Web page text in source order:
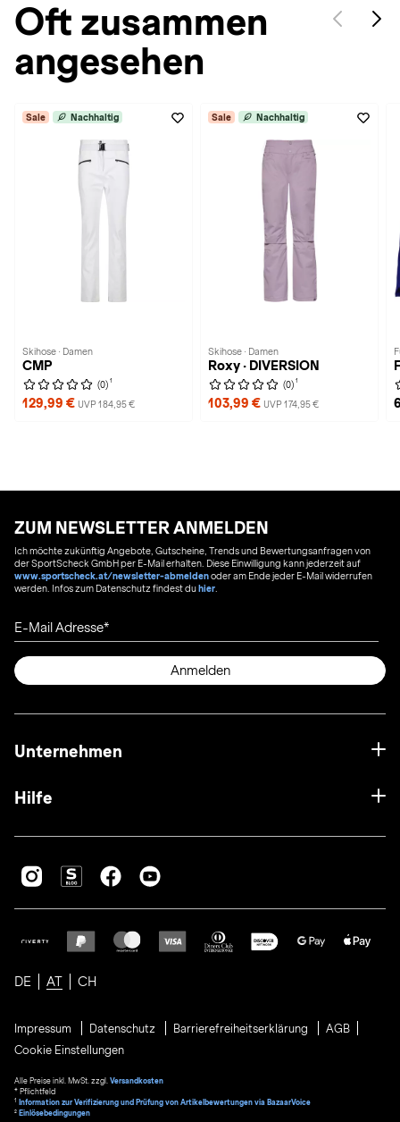
Oft zusammen
angesehen
Sale Nachhaltig
Skihose · Damen
CMP
(0) 1
129,99 € UVP 184,95 €
Sale Nachhaltig
Skihose · Damen
Roxy · DIVERSION
(0) 1
103,99 € UVP 174,95 €
ZUM NEWSLETTER ANMELDEN
Ich möchte zukünftig Angebote, Gutscheine, Trends und Bewertungsanfragen von
der SportScheck GmbH per E-Mail erhalten. Diese Einwilligung kann jederzeit auf
www.sportscheck.at/newsletter-abmeldenoder am Ende jeder E-Mail widerrufen
werden. Infos zum Datenschutz findest duhier
E-Mail Adresse
Anmelden
Unternehmen
Hilfe
DE AT CH
Impressum Datenschutz Barrierefreiheitserklärung
AGB
Cookie Einstellungen
Alle Preise inkl. MwSt. zzgl. Versandkosten
* Pflichtfeld
1
Information zur Verifizierung und Prüfung von Artikelbewertungen via BazaarVoice
² Einlösebedingungen